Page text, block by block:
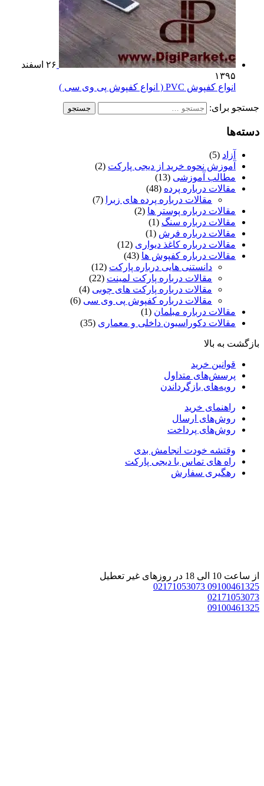
۲۶ اسفند
۱۳۹۵
انواع کفپوش PVC ( انواع کفپوش پی وی سی )
برای:
آزاد (5)
آموزش نحوه خرید از دیجی پارکت(2)
مطالب آموزشی(13)
مقالات درباره پرده(48)
مقالات درباره پرده های زبرا(7)
مقالات درباره پوستر ها(2)
مقالات درباره سنگ(1)
مقالات درباره فرش(1)
مقالات درباره کاغذ دیواری(12)
مقالات درباره کفپوش ها(43)
دانستنی هایی درباره پارکت(12)
مقالات درباره پارکت لمینت(22)
مقالات درباره پارکت های چوبی(4)
مقالات درباره کفپوش پی وی سی(6)
مقالات درباره مبلمان(1)
مقالات دکوراسیون داخلی و معماری(35)
به بالا
قوانین خرید
پرسش‌های متداول
رویه‌های بازگرداندن
راهنمای خرید
روش‌های ارسال
روش‌های پرداخت
وقتشه خودت انجامش بدی
راه های تماس با دیجی پارکت
رهگیری سفارش
ساعت 10 الی 18 در روزهای غیر تعطیل
02171053073